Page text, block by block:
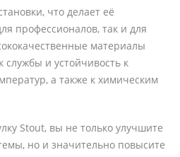
что делает её
профессионалов, так и для
материалы
службы и устойчивость к
а также к химическим
Stout, вы не только улучшите
но и значительно повысите